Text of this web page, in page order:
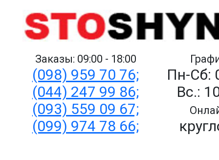
Заказы: 09:00 - 18:00
(098) 959 70 76;
(044) 247 99 86;
(093) 559 09 67;
(099) 974 78 66;
Пн-Сб:
Вс.: